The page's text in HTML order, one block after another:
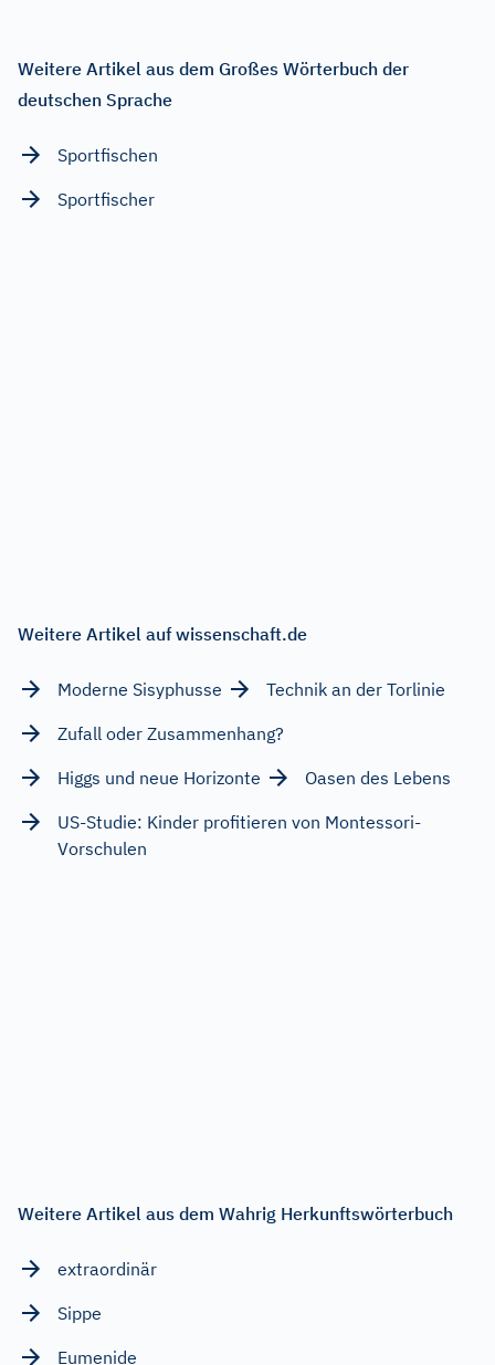
Weitere Artikel aus dem Großes Wörterbuch der
deutschen Sprache
Sportfischen
Sportfischer
Weitere Artikel auf wissenschaft.de
Moderne Sisyphusse
Technik an der Torlinie
Zufall oder Zusammenhang?
Higgs und neue Horizonte
Oasen des Lebens
US-Studie: Kinder profitieren von Montessori-
Vorschulen
Weitere Artikel aus dem Wahrig Herkunftswörterbuch
extraordinär
Sippe
Eumenide